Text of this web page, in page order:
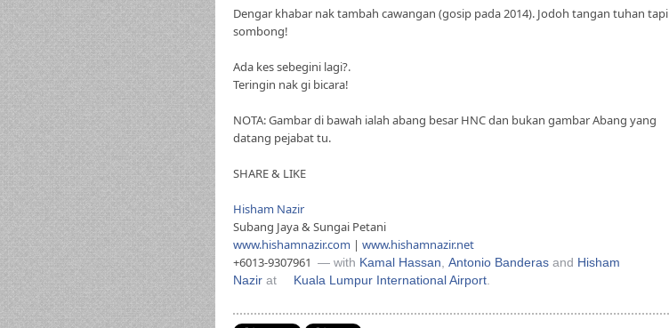
Dengar khabar nak tambah cawangan (gosip pada 2014). Jodoh tangan tuhan tapi
sombong!
Ada kes sebegini lagi?.
Teringin nak gi bicara!
NOTA: Gambar di bawah ialah abang besar HNC dan bukan gambar Abang yang
datang pejabat tu.
SHARE & LIKE
Hisham Nazir
Subang Jaya & Sungai Petani
www.hishamnazir.com | www.hishamnazir.net
+6013-9307961 — with Kamal Hassan Antonio Banderas and Hisham
Nazir at Kuala Lumpur International Airport